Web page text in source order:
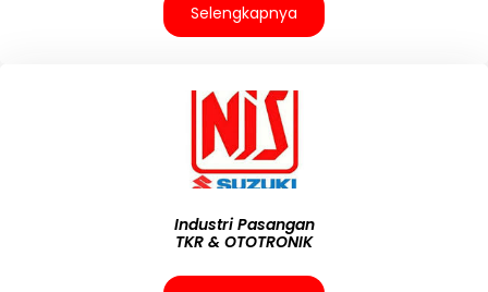
Selengkapnya
Industri Pasangan
TKR & OTOTRONIK